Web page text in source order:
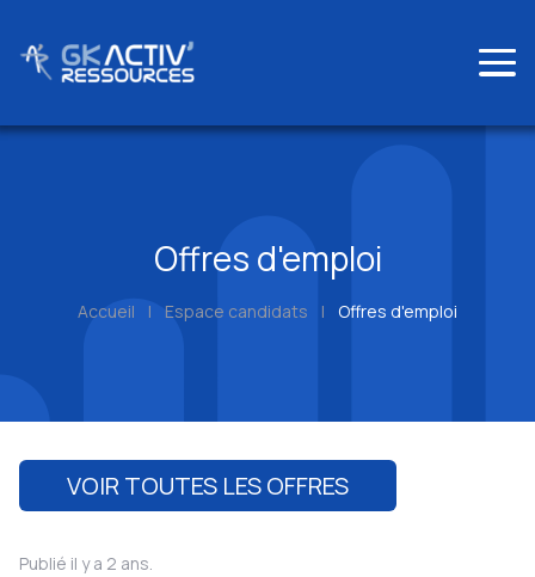
to
Offres d'emploi
Accueil | Espace candidats | Offres d'emploi
VOIR TOUTES LES OFFRES
Publié il y a 2 ans.